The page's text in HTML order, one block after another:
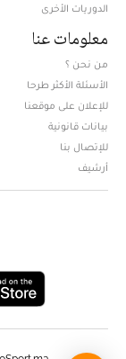
الدوريات الأخرى
معلومات عنا
من نحن ؟
الأسئلة الأكثر طرحا
للإعلان على موقعنا
بيانات قانونية
للإتصال بنا
أرشيف